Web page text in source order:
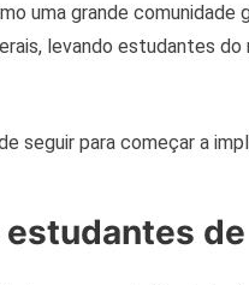
uma grande comunidade
levando estudantes do
seguir para começar a